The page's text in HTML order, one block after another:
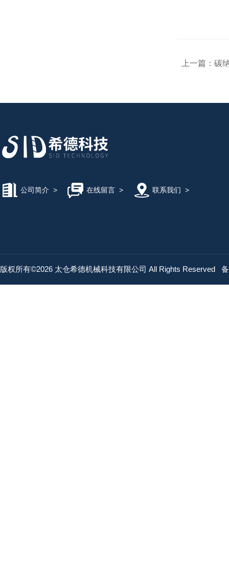
上一篇： 碳
公司简介 > 在线留言> 联系我们 >
版权所有©2026 太仓希德机械科技有限公司 All Rights Reserved